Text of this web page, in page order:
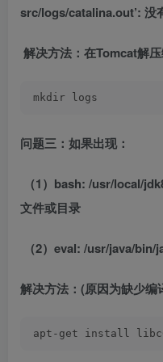
src/logs/catalina.out’: 没
解决方法：在Tomcat解
mkdir logs
问题三：如果出现：
（1）bash: /usr/local/
文件或目录
（2）eval: /usr/java/
解决方法：(原因为缺少编
apt-get install